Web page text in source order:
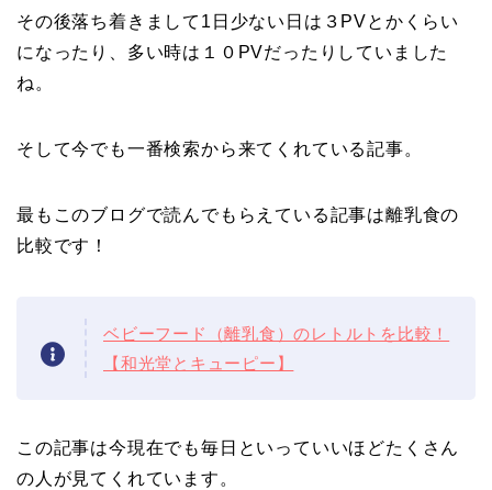
その後落ち着きまして1日少ない日は３PVとかくらい
になったり、多い時は１０PVだったりしていました
ね。
そして今でも一番検索から来てくれている記事。
最もこのブログで読んでもらえている記事は離乳食の
比較です！
ベビーフード（離乳食）のレトルトを比較！
【和光堂とキューピー】
この記事は今現在でも毎日といっていいほどたくさん
の人が見てくれています。